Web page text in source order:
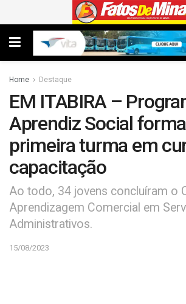
Home Destaque
EM ITABIRA –
Aprendiz Social
primeira turma em
capacitação
Ao todo, 34 jovens concluíram o
Aprendizagem Comercial em
Administrativos.
15/08/2023